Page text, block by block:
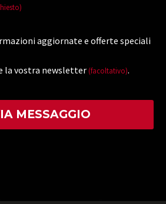
aggiornate e offerte speciali
la vostra newsletter (facoltativo).